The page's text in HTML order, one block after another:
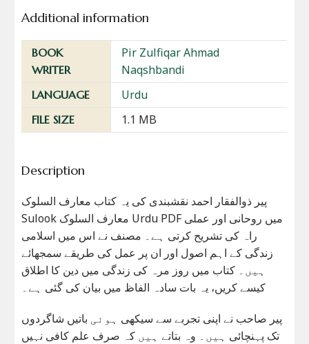
Additional information
BOOK
WRITER
Pir Zulfiqar Ahmad
Naqshbandi
LANGUAGE Urdu
FILE SIZE 1.1 MB
Description
پیر ذوالفقار احمد نقشبندی کی یہ کتاب معارف السلوک
Sulook معارف السلوک Urdu PDF میں روحانی اور عملی
راہ کی تشریح کرتی ہے۔ مصنف نے اس میں اسلامی
زندگی کے اہم اصول اور ان پر عمل کی طریقے سمجھائے
ہیں۔ کتاب میں روز مرہ کی زندگی میں دین کا اطلاق
کیسے کریں، یہ بات سادہ الفاظ میں بیان کی گئی ہے۔
پیر صاحب نے اپنی تجربے سے سیکھی ہوئی باتیں شاگردوں
تک پہنچائی ہیں۔ وہ بتاتے ہیں کہ صرف علم کافی نہیں